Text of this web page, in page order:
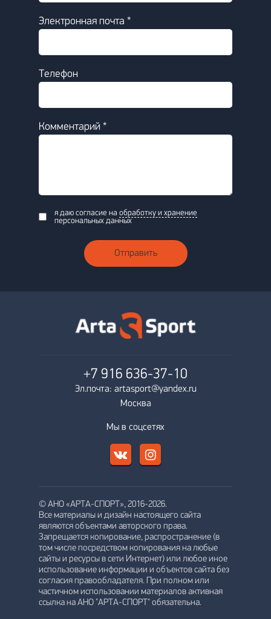
Электронная почта *
Телефон
Комментарий *
я даю согласие на обработку и хранение
персональных данных
Отправить
+7 916 636-37-10
Эл.почта: artasport@yandex.ru
Москва
Мы в соцсетях
© АНО «АРТА-СПОРТ», 2016-2026.
Все материалы и дизайн настоящего сайта
являются объектами авторского права.
Запрещается копирование, распространение (в
том числе посредством копирования на любые
сайты и ресурсы в сети Интернет) или любое иное
использование информации и объектов сайта без
согласия правообладателя. При полном или
частичном использовании материалов активная
ссылка на АНО "АРТА-СПОРТ" обязательна.